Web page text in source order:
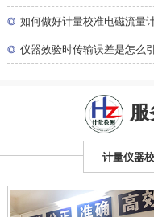
◎ 如何做好计量校准电磁流量
◎ 仪器效验时传输误差是怎么
计量仪器